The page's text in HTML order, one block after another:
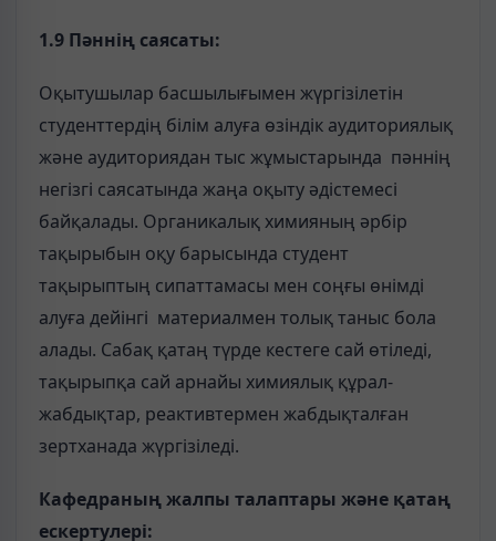
1.9 Пәннің саясаты:
Оқытушылар басшылығымен жүргізілетін
студенттердің білім алуға өзіндік аудиториялық
және аудиториядан тыс жұмыстарында пәннің
негізгі саясатында жаңа оқыту әдістемесі
байқалады. Органикалық химияның әрбір
тақырыбын оқу барысында студент
тақырыптың сипаттамасы мен соңғы өнімді
алуға дейінгі материалмен толық таныс бола
алады. Сабақ қатаң түрде кестеге сай өтіледі,
тақырыпқа сай арнайы химиялық құрал-
жабдықтар, реактивтермен жабдықталған
зертханада жүргізіледі.
Кафедраның жалпы талаптары және қатаң
ескертулері: